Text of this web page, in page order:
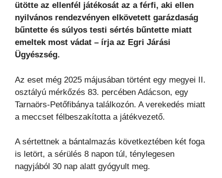
ütötte az ellenfél játékosát az a férfi, aki ellen
nyilvános rendezvényen elkövetett garázdaság
bűntette és súlyos testi sértés bűntette miatt
emeltek most vádat – írja az Egri Járási
Ügyészség.
Az eset még 2025 májusában történt egy megyei II.
osztályú mérkőzés 83. percében Adácson, egy
Tarnaörs-Petőfibánya találkozón. A verekedés miatt
a meccset félbeszakította a játékvezető.
A sértettnek a bántalmazás következtében két foga
is letört, a sérülés 8 napon túl, ténylegesen
nagyjából 30 nap alatt gyógyult meg.